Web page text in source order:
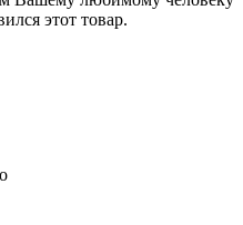
этот товар.